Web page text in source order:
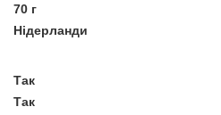
70 г
Нідерланди
Так
Так